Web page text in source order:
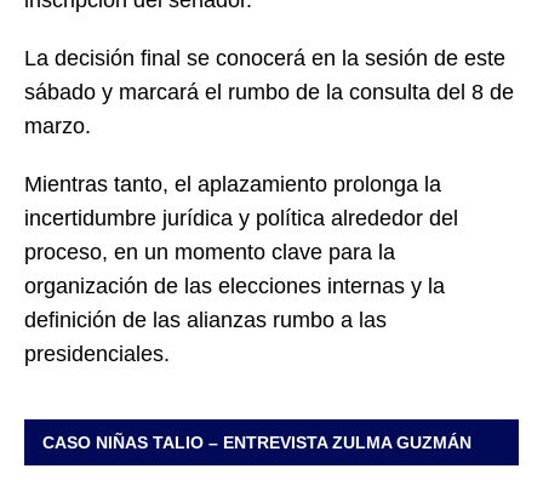
La decisión final se conocerá en la sesión de este
sábado y marcará el rumbo de la consulta del 8 de
marzo.
Mientras tanto, el aplazamiento prolonga la
incertidumbre jurídica y política alrededor del
proceso, en un momento clave para la
organización de las elecciones internas y la
definición de las alianzas rumbo a las
presidenciales.
CASO NIÑAS TALIO – ENTREVISTA ZULMA GUZMÁN